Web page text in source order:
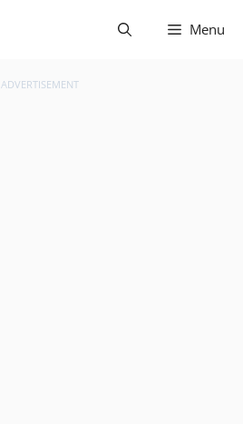
Menu
ADVERTISEMENT